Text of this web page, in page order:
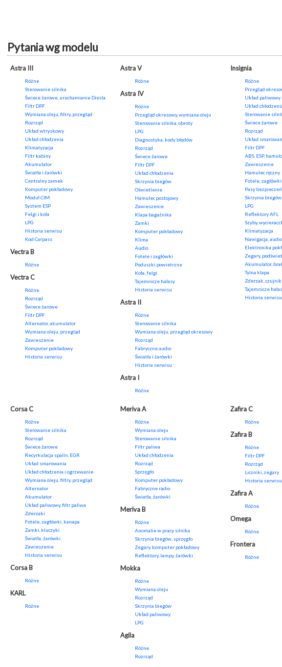
Pytania wg modelu
Astra III
Różne
Sterowanie silnika
Świece żarowe, uruchamianie Diesla
Filtr DPF
Wymiana oleju, filtry, przegląd
Rozrząd
Układ wtryskowy
Układ chłodzenia
Klimatyzacja
Filtr kabiny
Akumulator
Światła i żarówki
Centralny zamek
Komputer pokładowy
Moduł CIM
System ESP
Felgi i koła
LPG
Historia serwisu
Kod Carpass
Vectra B
Różne
Vectra C
Różne
Rozrząd
Świece żarowe
Filtr DPF
Alternator, akumulator
Wymiana oleju, przegląd
Zawieszenie
Komputer pokładowy
Historia serwisu
Astra V
Różne
Astra IV
Różne
Przegląd okresowy, wymiana oleju
Sterowanie silnika, obroty
LPG
Diagnostyka, kody błędów
Rozrząd
Świece żarowe
Filtr DPF
Układ chłodzenia
Skrzynia biegów
Oświetlenie
Hamulec postojowy
Zawieszenie
Klapa bagażnika
Zamki
Komputer pokładowy
Klima
Audio
Fotele i zagłówki
Poduszki powietrzne
Koła, felgi
Tajemnicze hałasy
Historia serwisu
Astra II
Różne
Sterowanie silnika
Wymiana oleju, przegląd okresowy
Rozrząd
Fabryczne audio
Światła i żarówki
Historia serwisu
Astra I
Różne
Insignia
Różne
Przegląd
Układ paliwowy
Układ
Sterowanie
Świece żarowe
Rozrząd
Układ
Filtr DPF
ABS, ESP,
Zawieszenie
Hamulec ręczny
Fotele, zagłówki
Pasy
Skrzynia biegów
LPG
Reflektory AFL
Szyby,
Klimatyzacja
Nawigacja, audio
Elektronika
Zegary,
Akumulator,
Tylna klapa
Zderzak,
Tajemnicze
Historia serwisu
Corsa C
Różne
Sterowanie silnika
Rozrząd
Świece żarowe
Recyrkulacja spalin, EGR
Układ smarowania
Układ chłodzenia i ogrzewanie
Wymiana oleju, filtry, przegląd
Alternator
Akumulator
Układ paliwowy, filtr paliwa
Zderzaki
Fotele, zagłówki, kanapa
Zamki, kluczyki
Światła, żarówki
Zawieszenie
Historia serwisu
Corsa B
Różne
KARL
Różne
Meriva A
Różne
Wymiana oleju
Sterowanie silnika
Filtr paliwa
Układ chłodzenia
Rozrząd
Sprzęgło
Komputer pokładowy
Fabryczne radio
Światła, żarówki
Meriva B
Różne
Anomalie w pracy silnika
Skrzynia biegów, sprzęgło
Zegary, komputer pokładowy
Reflektory, lampy, żarówki
Mokka
Różne
Wymiana oleju
Rozrząd
Skrzynia biegów
Układ paliwowy
LPG
Agila
Różne
Rozrząd
Zafira C
Różne
Zafira B
Różne
Filtr DPF
Rozrząd
Liczniki, zegary
Historia serwisu
Zafira A
Różne
Omega
Różne
Frontera
Różne